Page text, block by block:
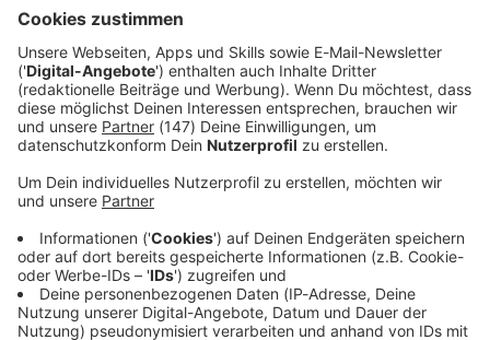
zugezogen hatte, die Gäste aber nicht mehr wechseln